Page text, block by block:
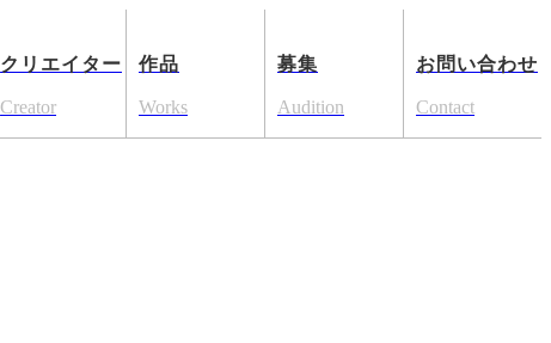
クリエイター
Creator
作品
Works
募集
Audition
お問い合わせ
Contact